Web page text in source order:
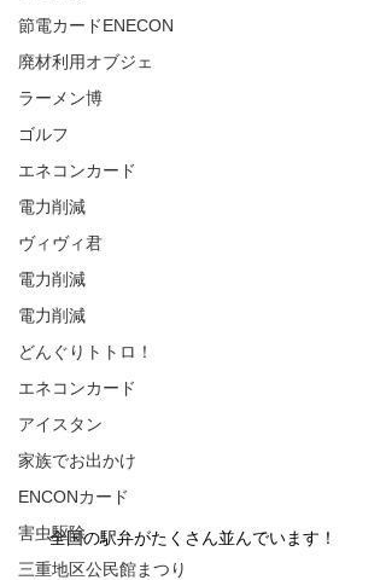
節電カードENECON
廃材利用オブジェ
ラーメン博
ゴルフ
エネコンカード
電力削減
ヴィヴィ君
電力削減
電力削減
どんぐりトトロ！
エネコンカード
アイスタン
家族でお出かけ
ENCONカード
害虫駆除
三重地区公民館まつり
全国の駅弁がたくさん並んでいます！